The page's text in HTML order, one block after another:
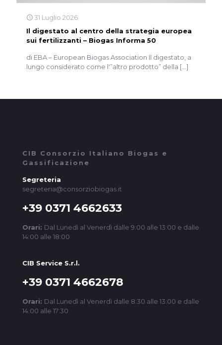
31 Luglio 2026
Il digestato al centro della strategia europea
sui fertilizzanti – Biogas Informa 50
di EBA – European Biogas Association Il digestato, a
lungo considerato come l'”altro prodotto” della […]
CIB Consorzio Italiano Biogas e
Gassificazione
Segreteria
segreteria@consorziobiogas.it
+39 0371 4662633
Orari: Dal Lunedì al Venerdì dalle 9:00 alle 13:00 e dalle
14:00 alle 18:00
CIB Service S.r.l.
+39 0371 4662678
Orari: Dal Lunedì al Venerdì dalle 8:30 alle 13:00 e dalle
14:00 alle 17:30